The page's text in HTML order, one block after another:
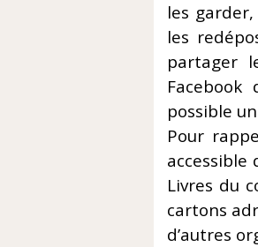
les
les
partager
possible
Pour
accessible
Livres du
cartons
d’autres